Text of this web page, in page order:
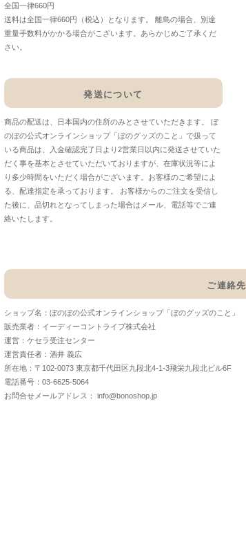
全国一律660円
送料は全国一律660円（税込）となります。 離島の場合、別途
重量手数料がかかる場合がこざいます。あらかじめご了承くだ
さい。
発送について
商品の配送は、日本国内の住所のみとさせていただきます。 ぼ
のぼの公式オンラインショップ「ぼのグッズのこと」で扱って
いる商品は、入金確認完了日より2営業日以内に発送させていた
だく事を基本とさせていただいておりますが、在庫状況等によ
り多少時間をいただく場合がございます。お客様のご希望によ
る、配達指定を承っております。 お客様からのご注文を受信し
た後に、品切れとなってしまった場合はメール、電話等でご連
絡いたします。
ご連絡先
ショップ名：ぼのぼの公式オンラインショップ「ぼのグッズのこと」
販売業者：イーディーコントライブ株式会社
運営：ケセラ受注センター
運営責任者：酒井 義広
所在地：〒102-0073 東京都千代田区九段北4-1-3飛栄九段北ビル6F
電話番号：03-6625-5064
お問合せメールアドレス： info@bonoshop.jp